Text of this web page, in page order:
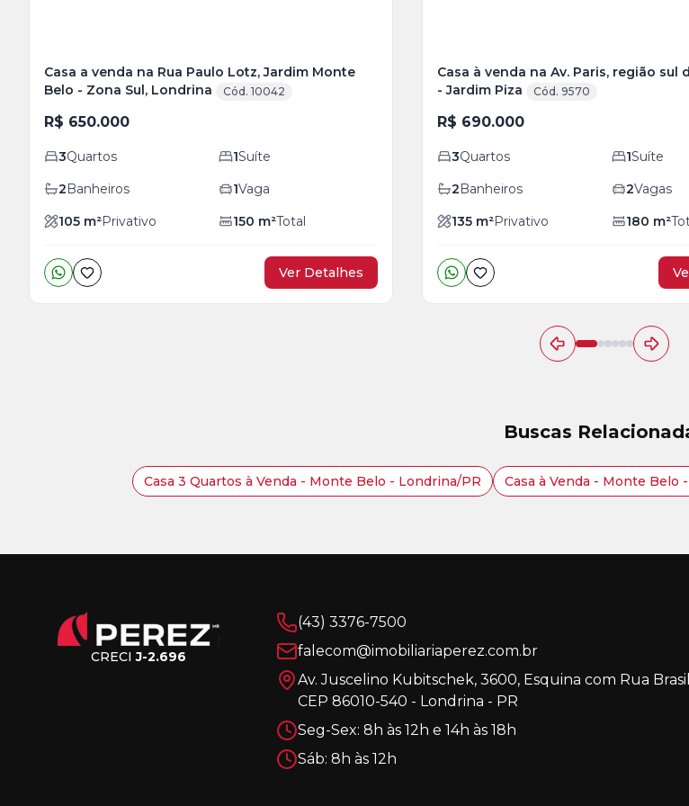
Casa a venda na Rua Paulo Lotz, Jardim Monte
Belo - Zona Sul, Londrina
Cód. 10042
R$ 650.000
3Quartos 1Suíte
2Banheiros 1Vaga
105 m²Privativo 150 m²Total
Ver Detalhes
Casa à venda na Av. Paris, região sul
- Jardim Piza
Cód. 9570
R$ 690.000
3Quartos 1Suíte
2Banheiros 2Vagas
135 m²Privativo 180 m²
Buscas
Casa 3 Quartos à Venda - Monte Belo - Londrina/PR Casa à Venda - Monte Belo
CRECIJ-2.696
(43) 3376-7500
falecom@imobiliariaperez.com.br
Av. Juscelino Kubitschek, 3600, Esquina com Rua
CEP 86010-540 - Londrina - PR
Seg-Sex: 8h às 12h e 14h às 18h
Sáb: 8h às 12h